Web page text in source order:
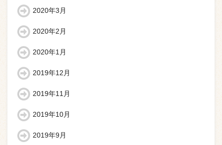
2020年3月
2020年2月
2020年1月
2019年12月
2019年11月
2019年10月
2019年9月